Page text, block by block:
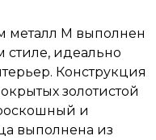
M выполнен
стиле, идеально
Конструкция
золотистой
и
выполнена из